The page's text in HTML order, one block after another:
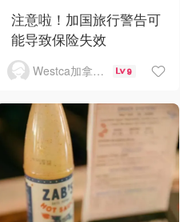
注意啦！加国旅行警告可
能导致保险失效
Westca加拿大生活 9